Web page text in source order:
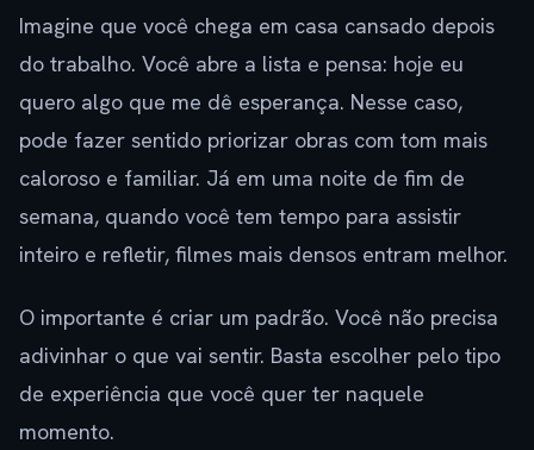
Imagine que você chega em casa cansado depois
do trabalho. Você abre a lista e pensa: hoje eu
quero algo que me dê esperança. Nesse caso,
pode fazer sentido priorizar obras com tom mais
caloroso e familiar. Já em uma noite de fim de
semana, quando você tem tempo para assistir
inteiro e refletir, filmes mais densos entram melhor.
O importante é criar um padrão. Você não precisa
adivinhar o que vai sentir. Basta escolher pelo tipo
de experiência que você quer ter naquele
momento.